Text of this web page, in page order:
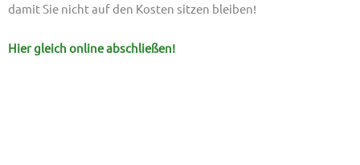
damit Sie nicht auf den Kosten sitzen bleiben!
Hier gleich online abschließen!